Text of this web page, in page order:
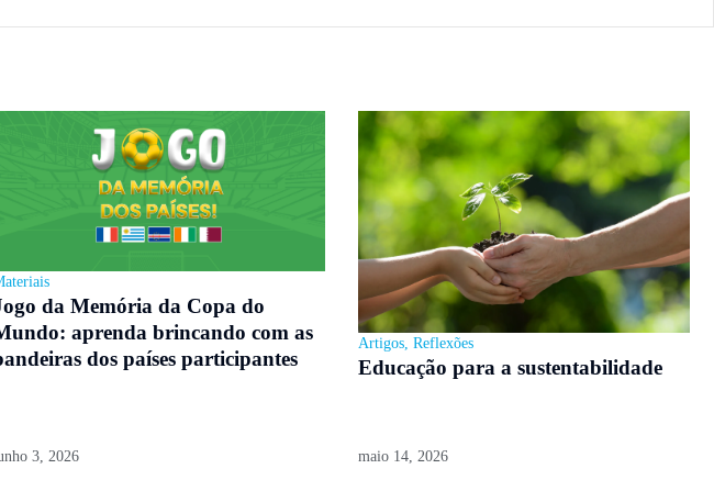
da Memória da Copa do
aprenda brincando com as
dos países participantes
3, 2026
Artigos, Reflexões
Educação para a sustentabilidade
maio 14, 2026